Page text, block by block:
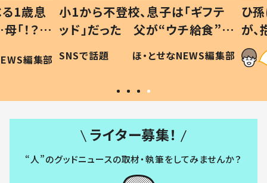
歳息
？」
編集部
小1から不登校、息子は「ギフテ
ッド」だった 父が“ウチ給食”を
作り続ける理由とは #令和の親
#令和の子
SNSで話題 ほ・とせなNEWS編集部
ひ孫
が、抱
「涙が
い」
ライター募集！
“人”のグッドニュースの取材・執筆をしてみませんか？